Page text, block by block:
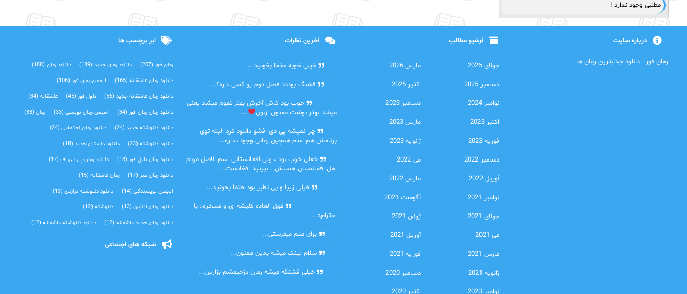
مطلبی وجود ندارد !
درباره سایت
رمان فور | دانلود جذابترین رمان ها
آرشیو مطالب
جولای 2026 مارس 2026
دسامبر 2025 اکتبر 2025
نوامبر 2024 دسامبر 2023
اکتبر 2023 مارس 2023
فوریه 2023 ژانویه 2023
دسامبر 2022 می 2022
آوریل 2022 مارس 2022
نوامبر 2021 آگوست 2021
جولای 2021 ژوئن 2021
می 2021 آوریل 2021
مارس 2021 فوریه 2021
ژانویه 2021 دسامبر 2020
نوامبر 2020 اکتبر 2020
آخرین نظرات
خیلی خوبه حتما بخونید...
قشنگ بوددد فصل دوم رو کسی داره؟...
خوب بود کاش آخرش بهتر تموم میشد یعنی
میشد بهتر نوشت ممنون ازتون
...
چرا نمیشه پی دی افشو دانلود کرد البته توی
برنامش هم اسم همچین رمانی وجود نداره...
خعلی خوب بود ، ولی افغانستانی اسم الاصل مردم
اهل افغانستان هستش . ببینید افغانست...
خیلی زیبا و بی نظیر بود حتما بخونید...
فوق العاده کلیشه ای و مسخره« با
احترام»...
برای منم میفرستی...
سلام لینک میشه بدین ممنون...
خیلی قشنگه میشه رمان دژخیمشم بزارین...
ابر برچسب ها
رمان فور (207) دانلود رمان جدید (189) دانلود رمان (188)
دانلود رمان عاشقانه (165) انجمن رمان فور (106)
دانلود رمان عاشقانه جدید (56) ناول فور (45) عاشقانه (34)
دانلود رمان رمان فور (34) انجمن رمان نویسی (33) رمان (33)
دانلود دلنوشته جدید (24) دانلود رمان اجتماعی‌ (24)
دانلود دلنوشته (23) دانلود داستان جدید (18)
دانلود رمان ناول فور (18) دانلود رمان پی دی اف (17)
دانلود رمان طنز (17) رمان عاشقانه (15)
انجمن نویسندگی (14) دانلود دلنوشته تراژدی‌ (13)
دانلود رمان انلاین (13) دلنوشته (12)
دانلود رمان جدید عاشقانه (12) دانلود دلنوشته عاشقانه (12)
شبکه های اجتماعی